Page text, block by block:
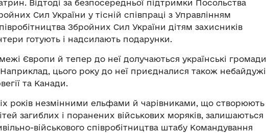
Відтоді за безпосередньої підтримки Посольства
Сил України у тісній співпраці з Управлінням
Збройних Сил України дітям захисників
готують і надсилають подарунки.
Європи й тепер до неї долучаються українські громади
Наприклад, цього року до неї приєдналися також небайдужі
та Канади.
років незмінними ельфами й чарівниками, що створюють
загиблих і поранених військових моряків, залишаються
військового співробітництва штабу Командування